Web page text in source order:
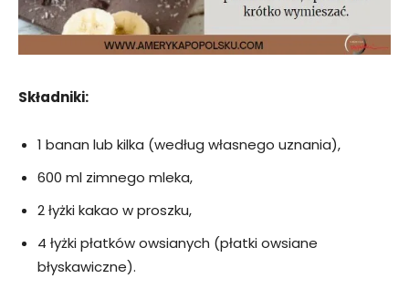
Składniki:
1 banan lub kilka (według własnego uznania),
600 ml zimnego mleka,
2 łyżki kakao w proszku,
4 łyżki płatków owsianych (płatki owsiane
błyskawiczne).